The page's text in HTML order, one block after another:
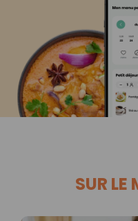
SUR LE